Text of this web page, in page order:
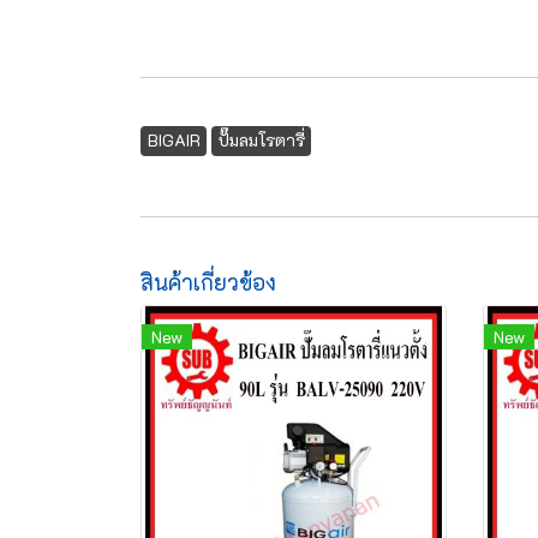
BIGAIR ปั๊มลมโรตารี่
สินค้าเกี่ยวข้อง
New New